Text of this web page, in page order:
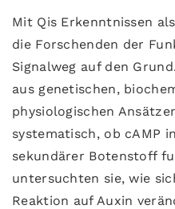
Mit Qis Erkenntnissen
die Forschenden der
Signalweg auf den
aus genetischen,
physiologischen
systematisch, ob cAMP
sekundärer Botenstoff
untersuchten sie, wie
Reaktion auf Auxin